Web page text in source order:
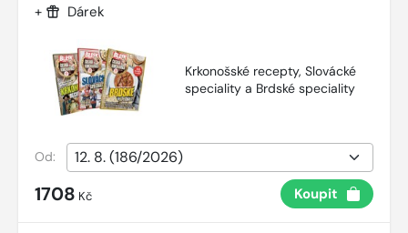
+ Dárek
Krkonošské recepty, Slovácké
speciality a Brdské speciality
Od:
1708 Kč Koupit